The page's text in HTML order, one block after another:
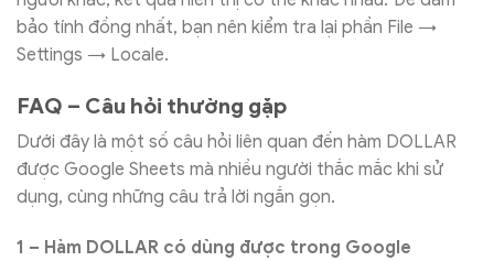
bảo tính đồng nhất, bạn nên kiểm tra lại phần File →
Settings → Locale.
FAQ – Câu hỏi thường gặp
Dưới đây là một số câu hỏi liên quan đến hàm DOLLAR
được Google Sheets mà nhiều người thắc mắc khi sử
dụng, cùng những câu trả lời ngắn gọn.
1 – Hàm DOLLAR có dùng được trong Google